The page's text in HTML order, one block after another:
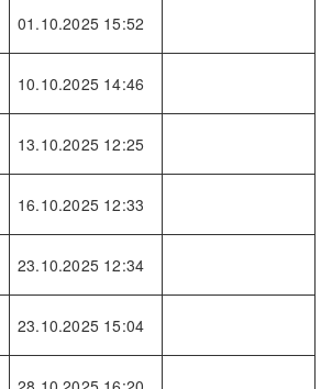
01.10.2025 15:52
10.10.2025 14:46
13.10.2025 12:25
16.10.2025 12:33
23.10.2025 12:34
23.10.2025 15:04